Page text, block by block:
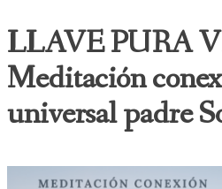
LLAVE PURA
Meditación
universal padre